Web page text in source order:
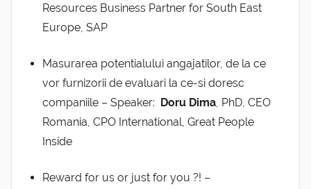
Resources Business Partner for South East
Europe, SAP
Masurarea potentialului angajatilor, de la ce
vor furnizorii de evaluari la ce-si doresc
companiile – Speaker: Doru Dima, PhD, CEO
Romania, CPO International, Great People
Inside
Reward for us or just for you ?! –